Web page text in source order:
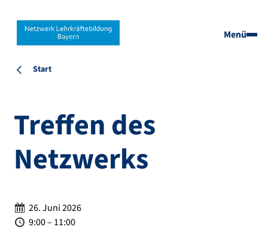
Menü
Start
Treffen des
Netzwerks
Datum:
26. Juni 2026
Zeit:
9:00 – 11:00